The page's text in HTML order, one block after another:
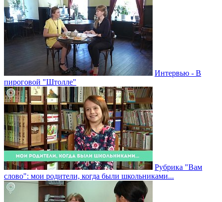
Интервью - В
пироговой "Штолле"
Рубрика "Вам
слово": мои родители, когда были школьниками...